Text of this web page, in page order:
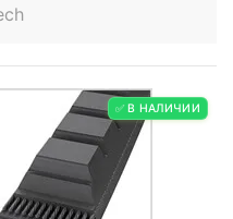
✅ В НАЛИЧИИ